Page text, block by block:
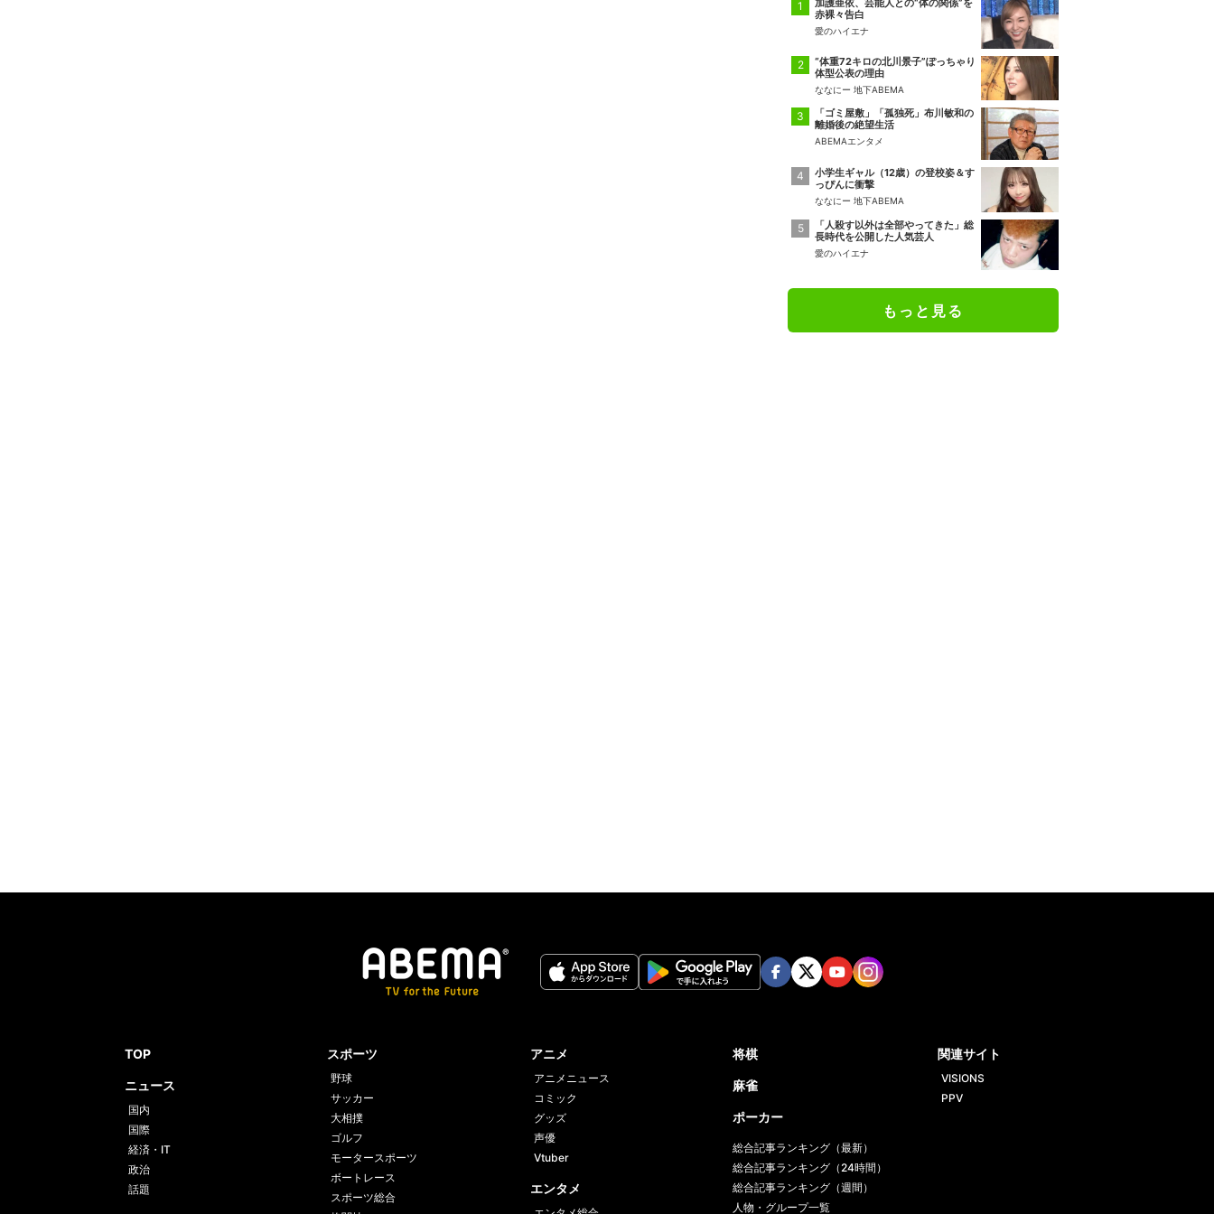
加護亜依、芸能人との“体の関係”を
赤裸々告白
愛のハイエナ
“体重72キロの北川景子”ぽっちゃり
体型公表の理由
ななにー 地下ABEMA
「ゴミ屋敷」「孤独死」布川敏和の
離婚後の絶望生活
ABEMAエンタメ
小学生ギャル（12歳）の登校姿＆す
っぴんに衝撃
ななにー 地下ABEMA
「人殺す以外は全部やってきた」総
長時代を公開した人気芸人
愛のハイエナ
もっと見る
TOP
ニュース
国内
国際
経済・IT
政治
話題
スポーツ
野球
サッカー
大相撲
ゴルフ
モータースポーツ
ボートレース
スポーツ総合
アニメ
アニメニュース
コミック
グッズ
声優
Vtuber
エンタメ
将棋
麻雀
ポーカー
総合記事ランキング（最新）
総合記事ランキング（24時間）
総合記事ランキング（週間）
人物・グループ一覧
関連サイト
VISIONS
PPV